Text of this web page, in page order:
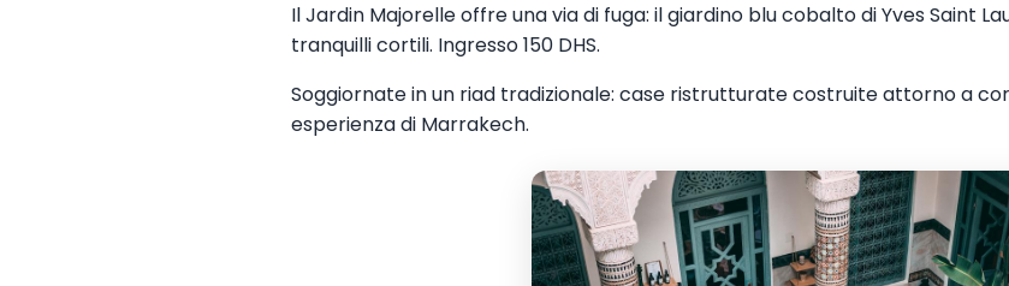
Il Jardin Majorelle offre una via di fuga: il giardino blu cobalto di Yves Saint
tranquilli cortili. Ingresso 150 DHS.
Soggiornate in un riad tradizionale: case ristrutturate costruite attorno a
esperienza di Marrakech.